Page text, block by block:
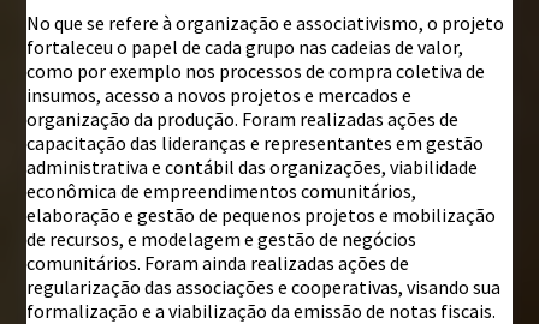
No que se refere à organização e associativismo, o projeto
fortaleceu o papel de cada grupo nas cadeias de valor,
como por exemplo nos processos de compra coletiva de
insumos, acesso a novos projetos e mercados e
organização da produção. Foram realizadas ações de
capacitação das lideranças e representantes em gestão
administrativa e contábil das organizações, viabilidade
econômica de empreendimentos comunitários,
elaboração e gestão de pequenos projetos e mobilização
de recursos, e modelagem e gestão de negócios
comunitários. Foram ainda realizadas ações de
regularização das associações e cooperativas, visando sua
formalização e a viabilização da emissão de notas fiscais.